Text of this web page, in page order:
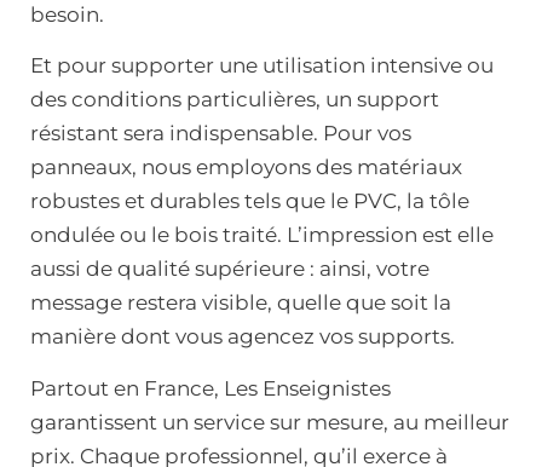
besoin.
Et pour supporter une utilisation intensive ou
des conditions particulières, un support
résistant sera indispensable. Pour vos
panneaux, nous employons des matériaux
robustes et durables tels que le PVC, la tôle
ondulée ou le bois traité. L’impression est elle
aussi de qualité supérieure : ainsi, votre
message restera visible, quelle que soit la
manière dont vous agencez vos supports.
Partout en France, Les Enseignistes
garantissent un service sur mesure, au meilleur
prix. Chaque professionnel, qu’il exerce à